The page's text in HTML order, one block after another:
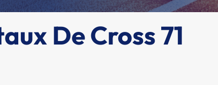
De Cross 71